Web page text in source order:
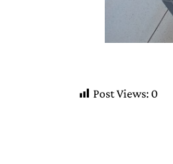
Post Views: 0